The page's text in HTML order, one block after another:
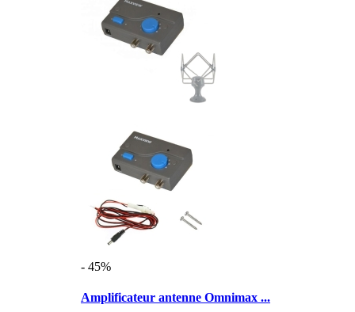
- 45%
Amplificateur antenne Omnimax ...